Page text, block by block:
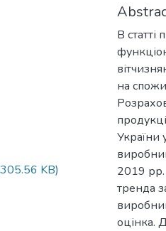
KB)
В
на
України
2019 рр.
тренда
оцінка.